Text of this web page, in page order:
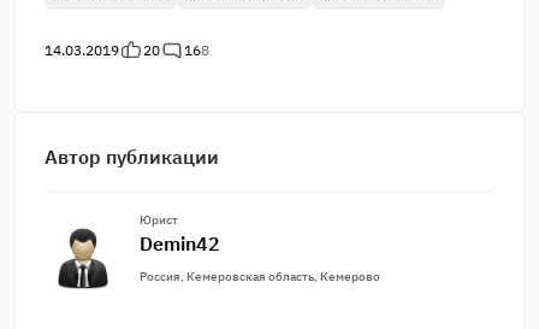
14.03.2019 20 168
Автор публикации
Юрист
Demin42
Россия, Кемеровская область, Кемерово